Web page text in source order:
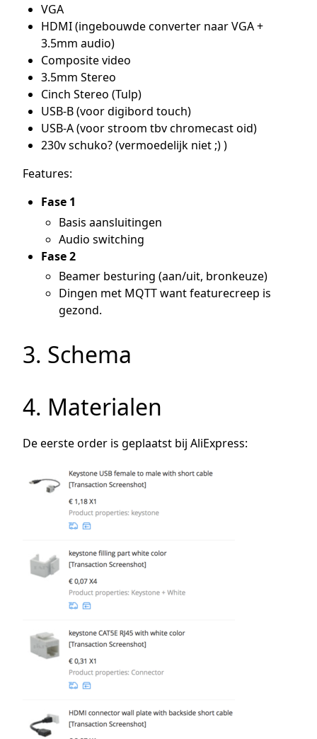
VGA
HDMI (ingebouwde converter naar VGA +
3.5mm audio)
Composite video
3.5mm Stereo
Cinch Stereo (Tulp)
USB-B (voor digibord touch)
USB-A (voor stroom tbv chromecast oid)
230v schuko? (vermoedelijk niet ;) )
Features:
Fase 1
Basis aansluitingen
Audio switching
Fase 2
Beamer besturing (aan/uit, bronkeuze)
Dingen met MQTT want featurecreep is
gezond.
3. Schema
4. Materialen
De eerste order is geplaatst bij AliExpress: